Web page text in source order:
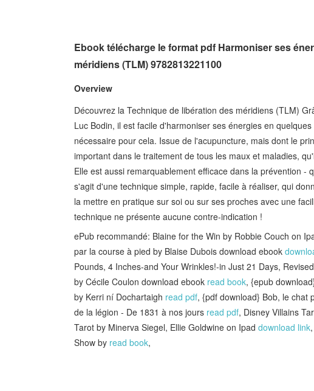
Ebook télécharge le format pdf Harmoniser ses
méridiens (TLM) 9782813221100
Overview
Découvrez la Technique de libération des méridiens (TLM)
Luc Bodin, il est facile d'harmoniser ses énergies en
nécessaire pour cela. Issue de l'acupuncture, mais dont le
important dans le traitement de tous les maux et maladies,
Elle est aussi remarquablement efficace dans la prévention -
s'agit d'une technique simple, rapide, facile à réaliser, qui
la mettre en pratique sur soi ou sur ses proches avec une
technique ne présente aucune contre-indication !
ePub recommandé: Blaine for the Win by Robbie Couch on
par la course à pied by Blaise Dubois download ebook
Pounds, 4 Inches-and Your Wrinkles!-in Just 21 Days,
by Cécile Coulon download ebook read book, {epub
by Kerri ní Dochartaigh read pdf, {pdf download} Bob, le chat
de la légion - De 1831 à nos jours read pdf, Disney Villains
Tarot by Minerva Siegel, Ellie Goldwine on Ipad download link
Show by read book,